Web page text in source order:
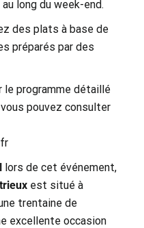
long du week-end.
des plats à base de
préparés par des
le programme détaillé
pouvez consulter
lors de cet événement,
est situé à
trentaine de
excellente occasion